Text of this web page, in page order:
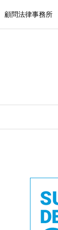
顧問法律事務所